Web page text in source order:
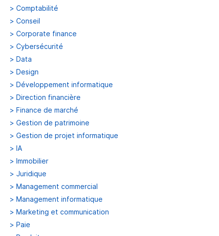
> Comptabilité
> Conseil
> Corporate finance
> Cybersécurité
> Data
> Design
> Développement informatique
> Direction financière
> Finance de marché
> Gestion de patrimoine
> Gestion de projet informatique
> IA
> Immobilier
> Juridique
> Management commercial
> Management informatique
> Marketing et communication
> Paie